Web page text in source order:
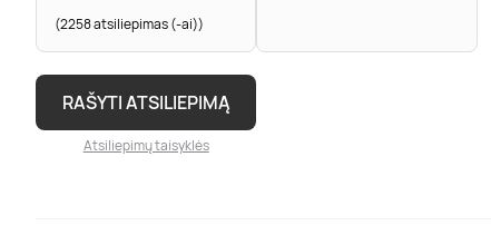
(2258 atsiliepimas (-ai))
RAŠYTI ATSILIEPIMĄ
Atsiliepimų taisyklės